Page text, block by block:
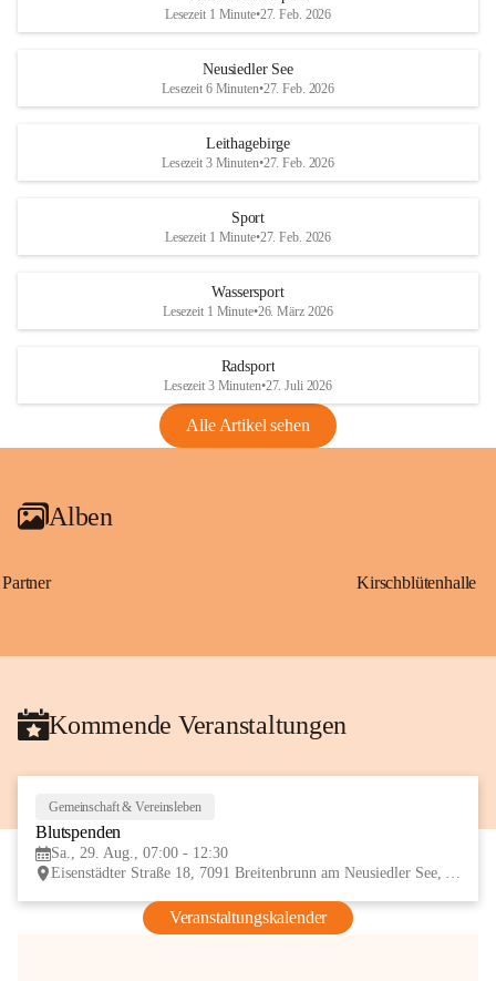
d
S
helfen wir zusammen um unsere Winzer
vor den prognostizierten Ernteausfällen
und den daraus folgenden wirtschaftlichen
Maßnahmen zur Bekämpfung
Rebe und der Amerikanischen
Anhang VBl. EU Nr. 18
1 Seite•1,4 MB
VBl. EU Nr. 18_2026
e
d
r
S
Lesezeit 1 Minute•27. Feb. 2026
Neusiedler See
Lesezeit 6 Minuten•27. Feb. 2026
Leithagebirge
Lesezeit 3 Minuten•27. Feb. 2026
Sport
Lesezeit 1 Minute•27. Feb. 2026
Wassersport
Lesezeit 1 Minute•26. März 2026
Radsport
Lesezeit 3 Minuten•27. Juli 2026
Alle Artikel sehen
Alben
Partner Kirschblütenhalle
Kommende Veranstaltungen
Gemeinschaft & Vereinsleben
Blutspenden
Sa., 29. Aug., 07:00 - 12:30
Eisenstädter Straße 18, 7091 Breitenbrunn am Neusiedler See, AUT
Veranstaltungskalender